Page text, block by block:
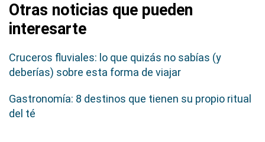
Otras noticias que pueden
interesarte
Cruceros fluviales: lo que quizás no sabías (y
deberías) sobre esta forma de viajar
Gastronomía: 8 destinos que tienen su propio ritual
del té